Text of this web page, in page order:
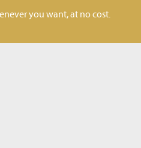
you want, at no cost.